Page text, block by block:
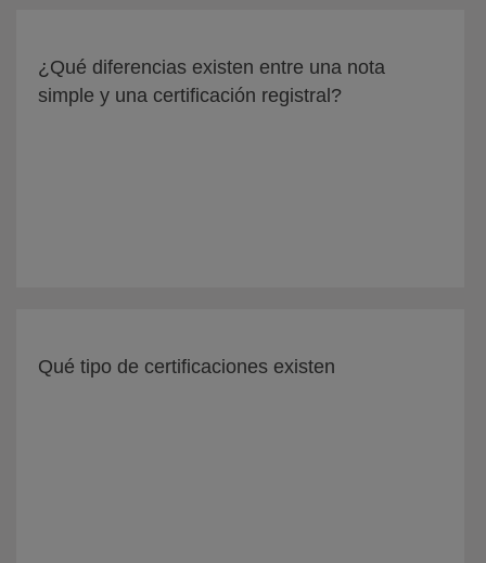
¿Qué diferencias existen entre una nota
simple y una certificación registral?
Qué tipo de certificaciones existen